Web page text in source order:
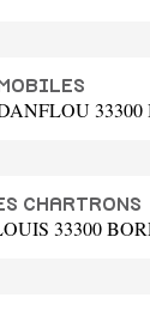
CHARTRONS
33300